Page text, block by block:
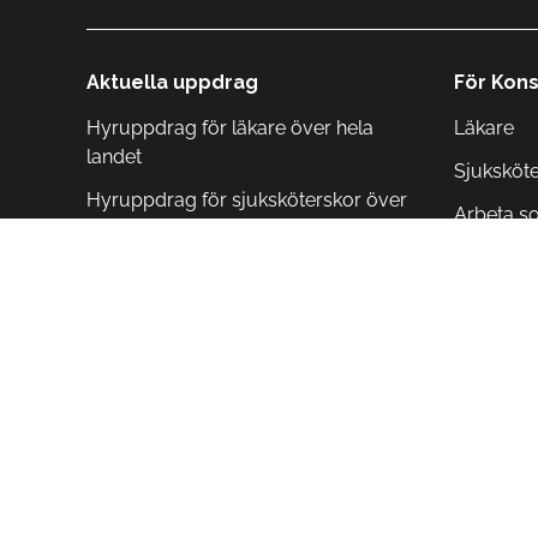
Aktuella uppdrag
Hyruppdrag för läkare över hela
landet
Hyruppdrag för sjuksköterskor över
För
Läkare
Arbeta